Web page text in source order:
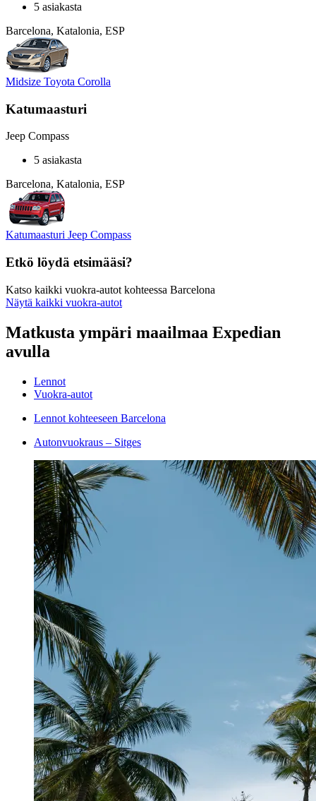
5 asiakasta
Barcelona, Katalonia, ESP
Midsize Toyota Corolla
Katumaasturi
Jeep Compass
5 asiakasta
Barcelona, Katalonia, ESP
Katumaasturi Jeep Compass
Etkö löydä etsimääsi?
Katso kaikki vuokra-autot kohteessa Barcelona
Näytä kaikki vuokra-autot
Matkusta ympäri maailmaa Expedian
avulla
Lennot
Vuokra-autot
Lennot kohteeseen Barcelona
Autonvuokraus – Sitges